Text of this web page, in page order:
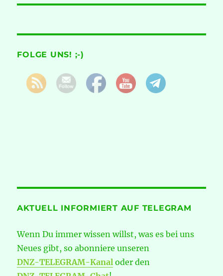
FOLGE UNS! ;-)
AKTUELL INFORMIERT AUF TELEGRAM
Wenn Du immer wissen willst, was es bei uns
Neues gibt, so abonniere unseren
DNZ-TELEGRAM-Kanal oder den